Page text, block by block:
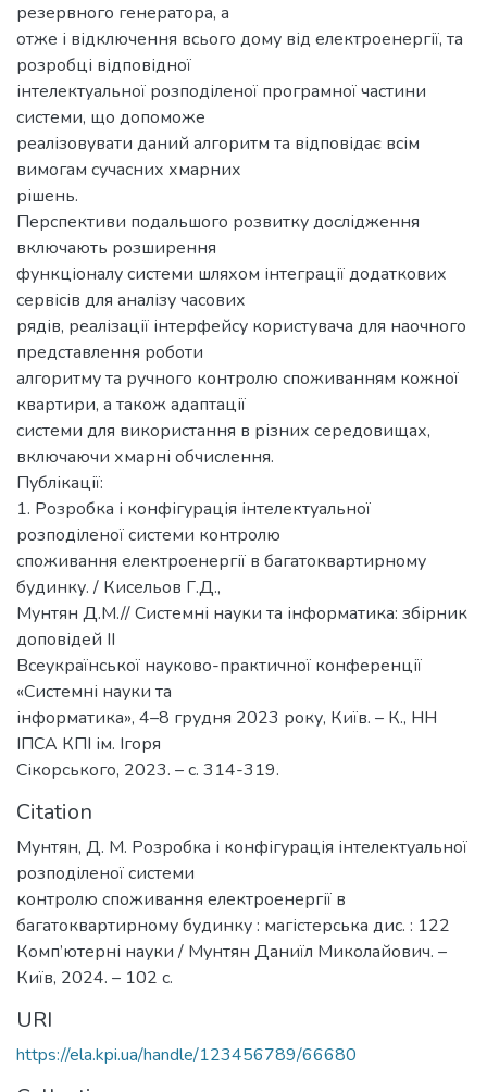
резервного генератора, а
отже і відключення всього дому від електроенергії, та
розробці відповідної
інтелектуальної розподіленої програмної частини
системи, що допоможе
реалізовувати даний алгоритм та відповідає всім
вимогам сучасних хмарних
рішень.
Перспективи подальшого розвитку дослідження
включають розширення
функціоналу системи шляхом інтеграції додаткових
сервісів для аналізу часових
рядів, реалізації інтерфейсу користувача для наочного
представлення роботи
алгоритму та ручного контролю споживанням кожної
квартири, а також адаптації
системи для використання в різних середовищах,
включаючи хмарні обчислення.
Публікації:
1. Розробка і конфігурація інтелектуальної
розподіленої системи контролю
споживання електроенергії в багатоквартирному
будинку. / Кисельов Г.Д.,
Мунтян Д.М.// Системні науки та інформатика: збірник
доповідей ІІ
Всеукраїнської науково-практичної конференції
«Системні науки та
інформатика», 4–8 грудня 2023 року, Київ. – К., НН
ІПСА КПІ ім. Ігоря
Сікорського, 2023. – с. 314-319.
Citation
Мунтян, Д. М. Розробка і конфігурація інтелектуальної
розподіленої системи
контролю споживання електроенергії в
багатоквартирному будинку : магістерська дис. : 122
Комп’ютерні науки / Мунтян Даниїл Миколайович. –
Київ, 2024. – 102 с.
URI
https://ela.kpi.ua/handle/123456789/66680